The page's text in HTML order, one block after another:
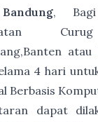
,
4 hari
Berbasis
dapat